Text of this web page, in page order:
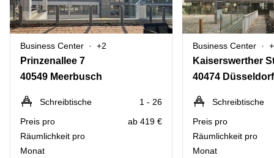
Business Center +2
Prinzenallee 7
40549 Meerbusch
Schreibtische
1 - 26
Preis pro
Räumlichkeit pro
Monat
ab 419 €
Business Center
Kaiserswerther
40474
Schreibtische
Preis pro
Räumlichkeit pro
Monat